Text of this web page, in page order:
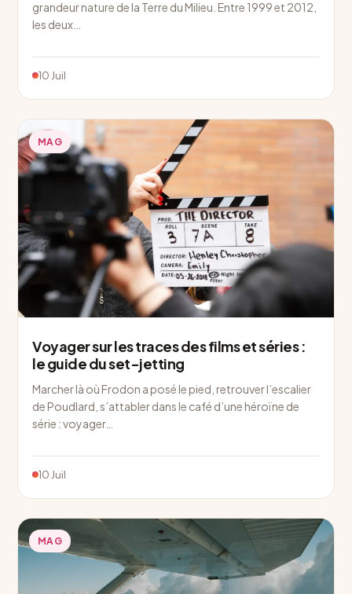
grandeur nature de la Terre du Milieu. Entre 1999 et 2012,
les deux…
10 Juil
MAG
Voyager sur les traces des films et séries :
le guide du set-jetting
Marcher là où Frodon a posé le pied, retrouver l’escalier
de Poudlard, s’attabler dans le café d’une héroïne de
série : voyager…
10 Juil
MAG